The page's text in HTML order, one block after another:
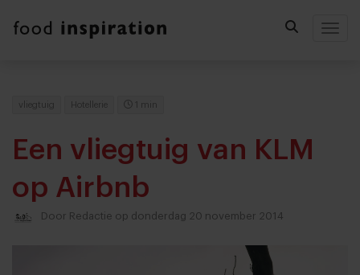
vliegtuig Hotellerie 1 min
Een vliegtuig van KLM
op Airbnb
Door Redactie op donderdag 20 november 2014